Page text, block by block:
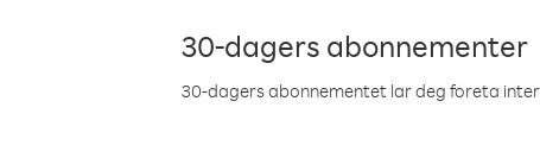
30-dagers abonnementer
30-dagers abonnementet lar deg foreta